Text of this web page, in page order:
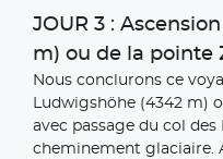
JOUR 3 :
m) ou de la pointe
Nous conclurons ce
Ludwigshöhe (4342 m)
avec passage du col
cheminement glaciaire.